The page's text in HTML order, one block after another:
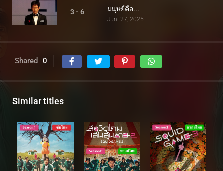
3 - 6 มนุษย์คือ...
Jun. 27, 2025
Shared 0
Similar titles